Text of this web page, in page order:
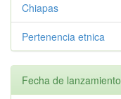
Chiapas
Pertenencia etnica
Fecha de lanzamiento